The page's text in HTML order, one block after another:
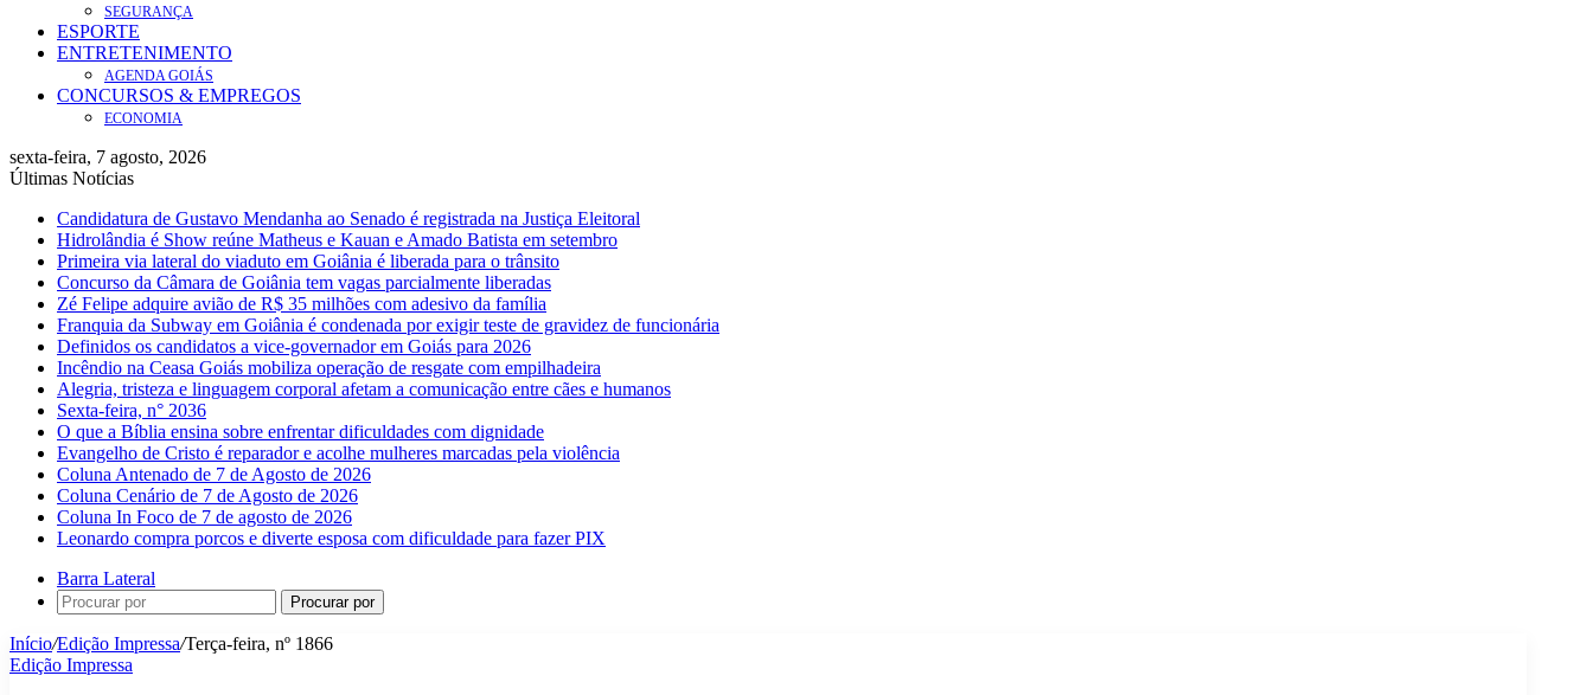
SEGURANÇA
ESPORTE
ENTRETENIMENTO
AGENDA GOIÁS
CONCURSOS & EMPREGOS
ECONOMIA
sexta-feira, 7 agosto, 2026
Últimas Notícias
Candidatura de Gustavo Mendanha ao Senado é registrada na Justiça Eleitoral
Hidrolândia é Show reúne Matheus e Kauan e Amado Batista em setembro
Primeira via lateral do viaduto em Goiânia é liberada para o trânsito
Concurso da Câmara de Goiânia tem vagas parcialmente liberadas
Zé Felipe adquire avião de R$ 35 milhões com adesivo da família
Franquia da Subway em Goiânia é condenada por exigir teste de gravidez de funcionária
Definidos os candidatos a vice-governador em Goiás para 2026
Incêndio na Ceasa Goiás mobiliza operação de resgate com empilhadeira
Alegria, tristeza e linguagem corporal afetam a comunicação entre cães e humanos
Sexta-feira, n° 2036
O que a Bíblia ensina sobre enfrentar dificuldades com dignidade
Evangelho de Cristo é reparador e acolhe mulheres marcadas pela violência
Coluna Antenado de 7 de Agosto de 2026
Coluna Cenário de 7 de Agosto de 2026
Coluna In Foco de 7 de agosto de 2026
Leonardo compra porcos e diverte esposa com dificuldade para fazer PIX
Barra Lateral
Procurar por
Início/Edição Impressa/Terça-feira, nº 1866
Edição Impressa